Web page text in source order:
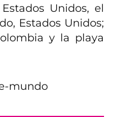
Unidos, el
Estados Unidos;
y la playa